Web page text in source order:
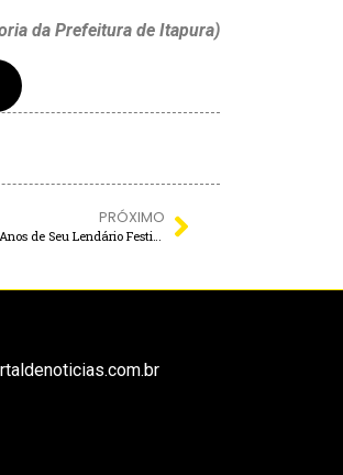
da Prefeitura de Itapura)
PRÓXIMO
O CINQUENTENÁRIO DA VOZ NACIONAL: Ilha Solteira Celebra os 50 Anos de Seu Lendário Festival de MPB